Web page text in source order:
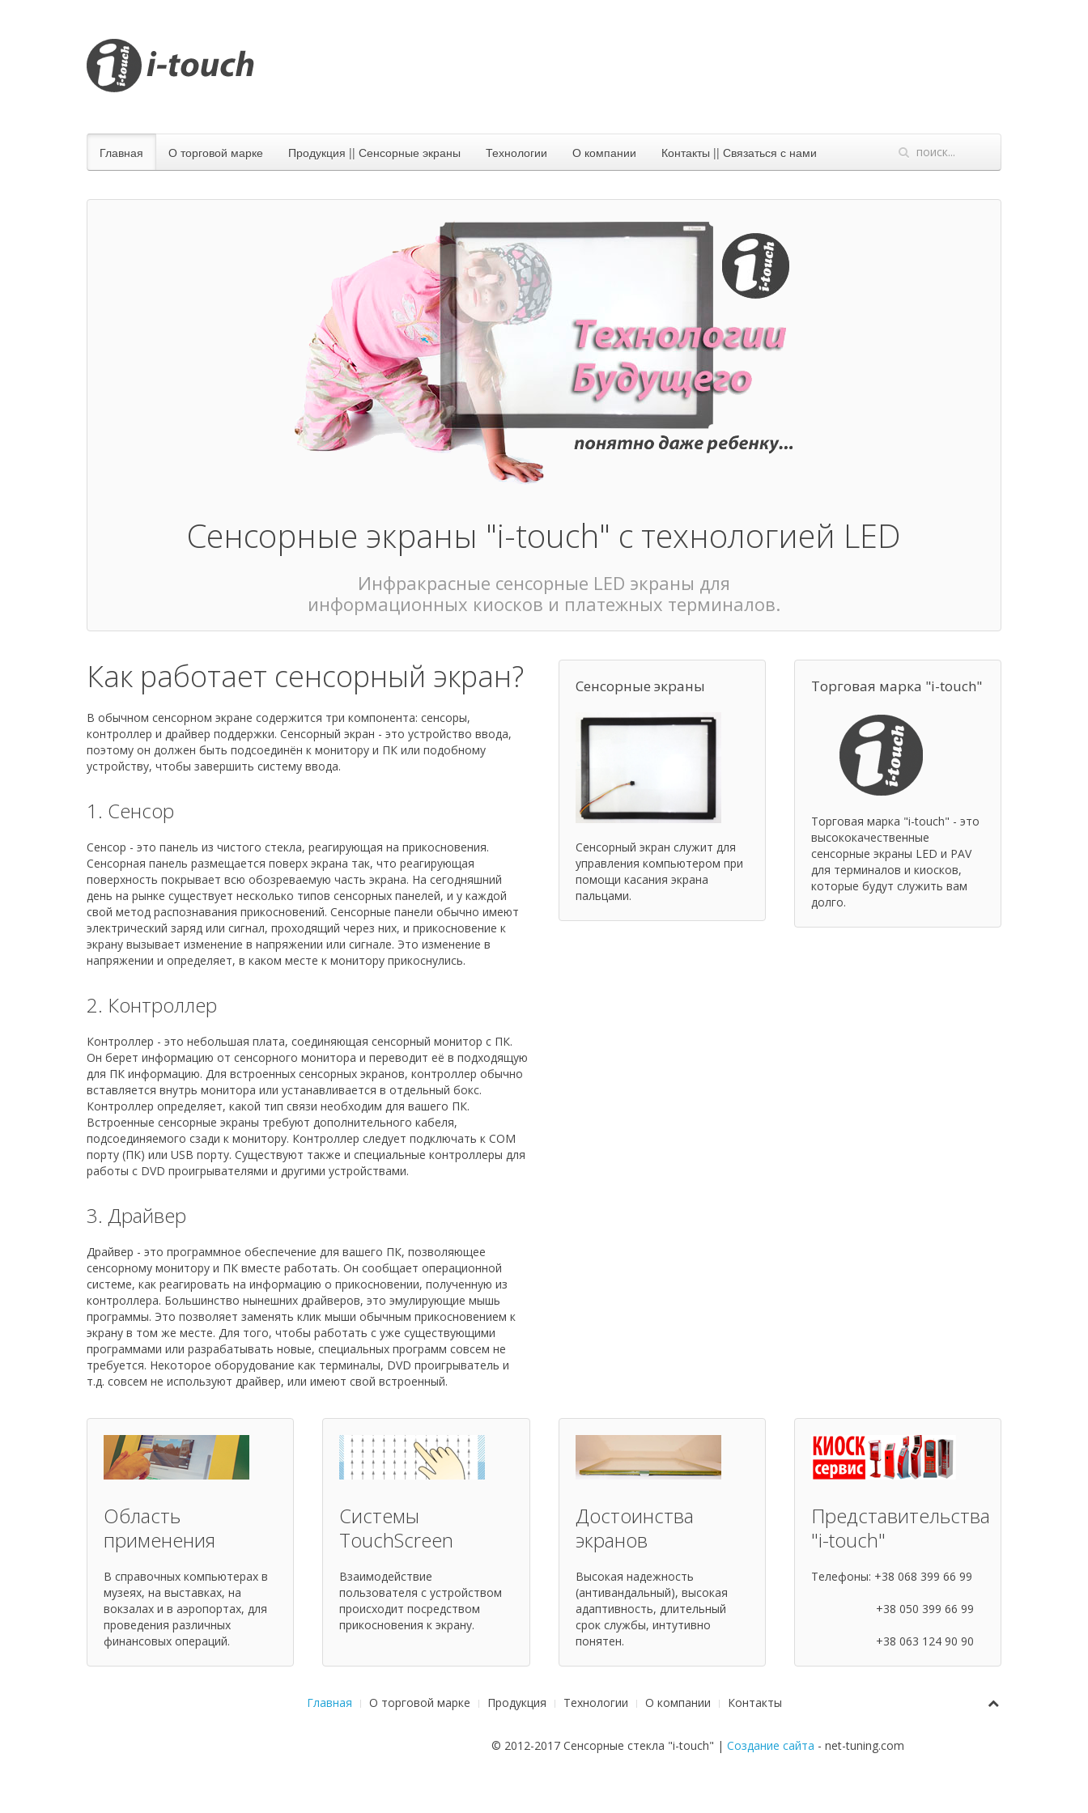
Главная О торговой марке Продукция || Сенсорные экраны Технологии О компании Контакты || Связаться с нами
Сенсорные экраны "i-touch" с технологией LED
Инфракрасные сенсорные LED экраны для
информационных киосков и платежных терминалов.
Как работает сенсорный экран?
В обычном сенсорном экране содержится три компонента: сенсоры,
контроллер и драйвер поддержки. Сенсорный экран - это устройство ввода,
поэтому он должен быть подсоединён к монитору и ПК или подобному
устройству, чтобы завершить систему ввода.
1. Сенсор
Сенсор - это панель из чистого стекла, реагирующая на прикосновения.
Сенсорная панель размещается поверх экрана так, что реагирующая
поверхность покрывает всю обозреваемую часть экрана. На сегодняшний
день на рынке существует несколько типов сенсорных панелей, и у каждой
свой метод распознавания прикосновений. Сенсорные панели обычно имеют
электрический заряд или сигнал, проходящий через них, и прикосновение к
экрану вызывает изменение в напряжении или сигнале. Это изменение в
напряжении и определяет, в каком месте к монитору прикоснулись.
2. Контроллер
Контроллер - это небольшая плата, соединяющая сенсорный монитор с ПК.
Он берет информацию от сенсорного монитора и переводит её в подходящую
для ПК информацию. Для встроенных сенсорных экранов, контроллер обычно
вставляется внутрь монитора или устанавливается в отдельный бокс.
Контроллер определяет, какой тип связи необходим для вашего ПК.
Встроенные сенсорные экраны требуют дополнительного кабеля,
подсоединяемого сзади к монитору. Контроллер следует подключать к СОМ
порту (ПК) или USB порту. Существуют также и специальные контроллеры для
работы с DVD проигрывателями и другими устройствами.
3. Драйвер
Драйвер - это программное обеспечение для вашего ПК, позволяющее
сенсорному монитору и ПК вместе работать. Он сообщает операционной
системе, как реагировать на информацию о прикосновении, полученную из
контроллера. Большинство нынешних драйверов, это эмулирующие мышь
программы. Это позволяет заменять клик мыши обычным прикосновением к
экрану в том же месте. Для того, чтобы работать с уже существующими
программами или разрабатывать новые, специальных программ совсем не
требуется. Некоторое оборудование как терминалы, DVD проигрыватель и
т.д. совсем не используют драйвер, или имеют свой встроенный.
Сенсорные экраны
Сенсорный экран служит для
управления компьютером при
помощи касания экрана
пальцами.
Торговая марка "i-touch"
Торговая марка "i-touch" - это
высококачественные
сенсорные экраны LED и PAV
для терминалов и киосков,
которые будут служить вам
долго.
Область
применения
В справочных компьютерах в
музеях, на выставках, на
вокзалах и в аэропортах, для
проведения различных
финансовых операций.
Системы
TouchScreen
Взаимодействие
пользователя с устройством
происходит посредством
прикосновения к экрану.
Достоинства
экранов
Высокая надежность
(антивандальный), высокая
адаптивность, длительный
срок службы, интутивно
понятен.
Представительства
"i-touch"
Телефоны: +38 068 399 66 99
+38 050 399 66 99
+38 063 124 90 90
Главная О торговой марке Продукция Технологии О компании Контакты
© 2012-2017 Сенсорные стекла "i-touch" | Создание сайта - net-tuning.com